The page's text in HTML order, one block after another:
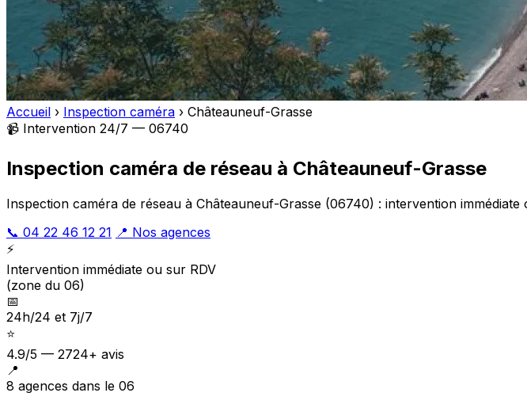
Accueil › Inspection caméra › Châteauneuf-Grasse
📹 Intervention 24/7 — 06740
Inspection caméra de réseau à Châteauneuf-Grasse
Inspection caméra de réseau à Châteauneuf-Grasse (06740) : intervention
📞 04 22 46 12 21 📍 Nos agences
⚡
Intervention immédiate ou sur RDV
(zone du 06)
📅
24h/24 et 7j/7
⭐
4.9/5 — 2724+ avis
📍
8 agences dans le 06